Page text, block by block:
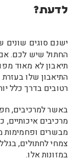
לדעת?
ישנם סוגים שונים
החתול שיש לכם.
תיאבון לא מאוד
התיאבון שלו בעזרת
רטובים בדרך כלל
באשר למרכיבים,
מרכיבים
מבשרים ופחמימות
צמחי לחתולים,
במזונות אלו.